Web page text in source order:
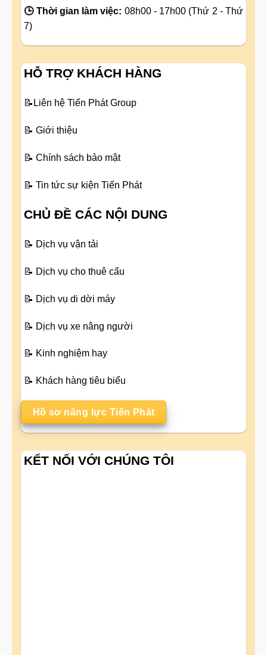
🕒 Thời gian làm việc: 08h00 - 17h00 (Thứ 2 - Thứ
7)
HỖ TRỢ KHÁCH HÀNG
📝 Liên hệ Tiến Phát Group
📝 Giới thiệu
📝 Chính sách bảo mật
📝 Tin tức sự kiện Tiến Phát
CHỦ ĐỀ CÁC NỘI DUNG
📝 Dịch vụ vận tải
📝 Dịch vụ cho thuê cẩu
📝 Dịch vụ di dời máy
📝 Dịch vụ xe nâng người
📝 Kinh nghiệm hay
📝 Khách hàng tiêu biểu
Hồ sơ năng lực Tiến Phát
KẾT NỐI VỚI CHÚNG TÔI